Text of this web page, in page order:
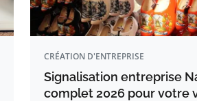
CRÉATION D'ENTREPRISE
Signalisation entreprise
complet 2026 pour votre